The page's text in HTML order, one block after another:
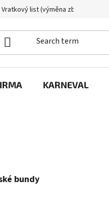
Vratkový list (výměna zboží)
KARNEVAL
bundy